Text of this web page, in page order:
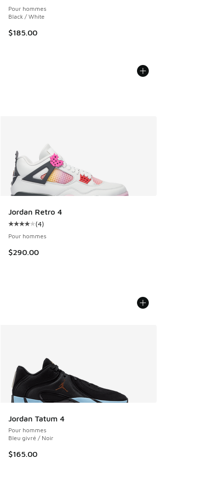
Pour hommes
Black / White
$185.00
Jordan Retro 4
Cote moyenne du client - [4 sur 5 étoiles], 4 commentaires
(4)
Pour hommes
$290.00
Jordan Tatum 4
Pour hommes
Bleu givré / Noir
$165.00